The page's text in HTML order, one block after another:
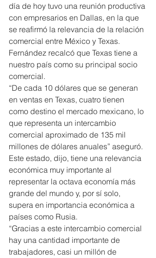
día de hoy tuvo una reunión productiva
con empresarios en Dallas, en la que
se reafirmó la relevancia de la relación
comercial entre México y Texas.
Fernández recalcó que Texas tiene a
nuestro país como su principal socio
comercial.
“De cada 10 dólares que se generan
en ventas en Texas, cuatro tienen
como destino el mercado mexicano, lo
que representa un intercambio
comercial aproximado de 135 mil
millones de dólares anuales” aseguró.
Este estado, dijo, tiene una relevancia
económica muy importante al
representar la octava economía más
grande del mundo y, por sí solo,
supera en importancia económica a
países como Rusia.
“Gracias a este intercambio comercial
hay una cantidad importante de
trabajadores, casi un millón de